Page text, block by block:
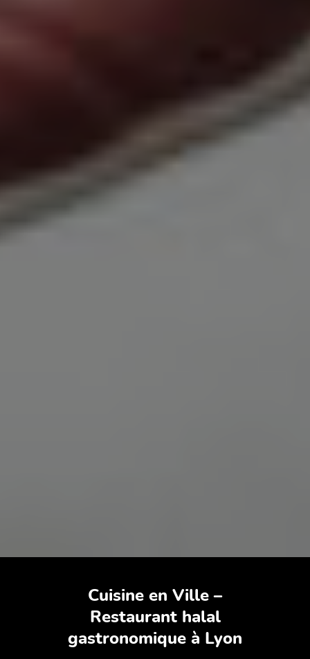
Cuisine en Ville –
Restaurant halal
gastronomique à Lyon